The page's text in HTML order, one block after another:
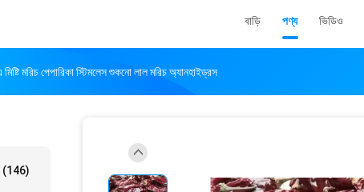
বাড়ি পণ্য ভিডিও
মরিচ পেপারিকা স্টিমলেস শুকনো লাল মরিচ অ্যানহাইড্রস
(146)